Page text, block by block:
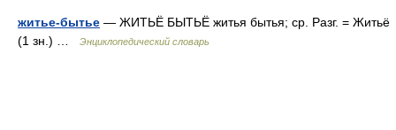
житье-бытье — ЖИТЬЁ БЫТЬЁ житья бытья; ср. Разг. = Житьё
(1 зн.) …
Энциклопедический словарь